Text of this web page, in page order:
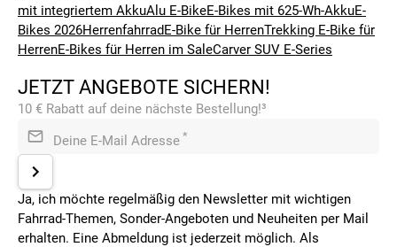
mit integriertem AkkuAlu E-BikeE-Bikes mit 625-Wh-AkkuE-
Bikes 2026HerrenfahrradE-Bike für HerrenTrekking E-Bike für
HerrenE-Bikes für Herren im SaleCarver SUV E-Series
JETZT ANGEBOTE SICHERN!
10 € Rabatt auf deine nächste Bestellung!³
Deine E-Mail Adresse *
Ja, ich möchte regelmäßig den Newsletter mit wichtigen
Fahrrad-Themen, Sonder-Angeboten und Neuheiten per Mail
erhalten. Eine Abmeldung ist jederzeit möglich. Als